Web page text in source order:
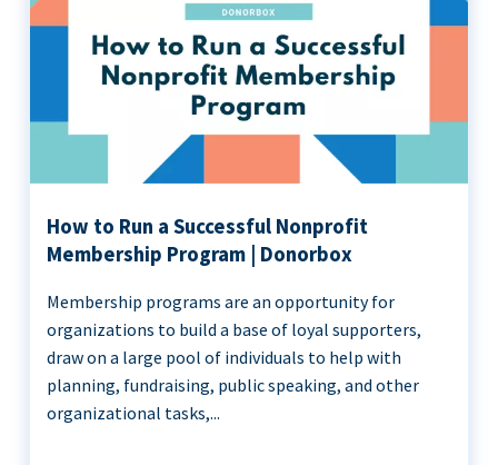
How to Run a Successful Nonprofit
Membership Program | Donorbox
Membership programs are an opportunity for
organizations to build a base of loyal supporters,
draw on a large pool of individuals to help with
planning, fundraising, public speaking, and other
organizational tasks,...